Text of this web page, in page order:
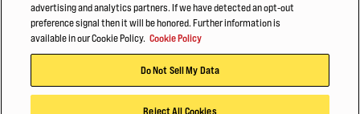
문의
advertising and analytics partners. If we have detected an opt-out
preference signal then it will be honored. Further information is
available in our Cookie Policy. Cookie Policy
Do Not Sell My Data
Reject All Cookies